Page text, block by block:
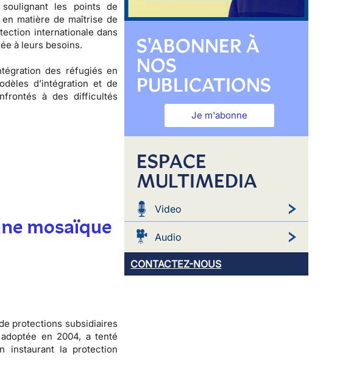
les points de
matière de maîtrise de
internationale dans
à leurs besoins.
des réfugiés en
d’intégration et de
à des difficultés
mosaïque
protections subsidiaires
en 2004, a tenté
instaurant la protection
S'ABONNER À
NOS
PUBLICATIONS
Je m'abonne
ESPACE
MULTIMEDIA
Video
Audio
CONTACTEZ-NOUS